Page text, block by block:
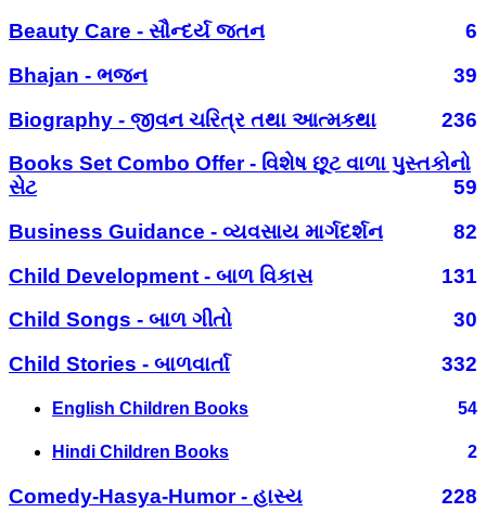
Beauty Care - સૌન્દર્ય જતન
6
Bhajan - ભજન
39
Biography - જીવન ચરિત્ર તથા આત્મકથા
236
Books Set Combo Offer - વિશેષ છૂટ વાળા પુસ્તકોનો
સેટ
59
Business Guidance - વ્યવસાય માર્ગદર્શન
82
Child Development - બાળ વિકાસ
131
Child Songs - બાળ ગીતો
30
Child Stories - બાળવાર્તા
332
English Children Books 54
Hindi Children Books 2
Comedy-Hasya-Humor - હાસ્ય
228